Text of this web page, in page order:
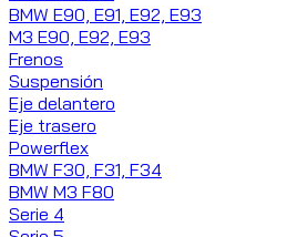
BMW E90, E91, E92, E93
M3 E90, E92, E93
Frenos
Suspensión
Eje delantero
Eje trasero
Powerflex
BMW F30, F31, F34
BMW M3 F80
Serie 4